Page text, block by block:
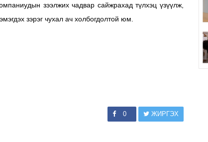
зээлжих чадвар сайжрахад түлхэц үзүүлж,
зэрэг чухал ач холбогдолтой юм.
0 ЖИРГЭХ